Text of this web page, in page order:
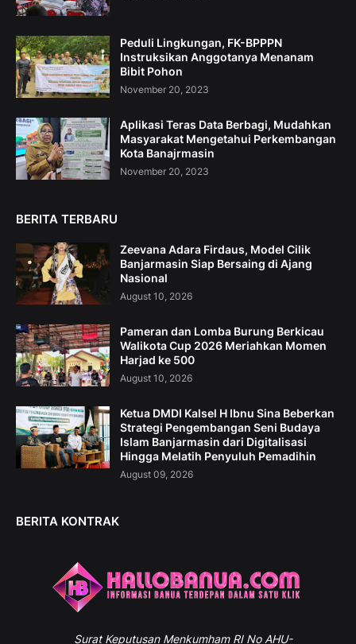
Peduli Lingkungan, FK-BPPPN
Instruksikan Anggotanya Menanam
Bibit Pohon
November 20, 2023
Aplikasi Teras Data Berbagi, Mudahkan
Masyarakat Mengetahui Perkembangan
Kota Banajrmasin
November 20, 2023
BERITA TERBARU
Zeevana Adara Firdaus, Model Cilik
Banjarmasin Siap Bersaing di Ajang
Nasional
August 10, 2026
Pameran dan Lomba Burung Berkicau
Walikota Cup 2026 Meriahkan Momen
Harjad ke 500
August 10, 2026
Ketua DMDI Kalsel H Ibnu Sina Beberkan
Strategi Pengembangan Seni Budaya
Islam Banjarmasin dari Digitalisasi
Hingga Melatih Penyuluh Pemadihin
August 09, 2026
BERITA KONTRAK
SuratKeputusan Menkumham RI No AHU-